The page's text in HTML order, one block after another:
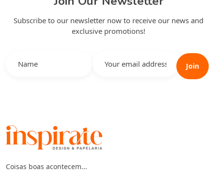
Subscribe to our newsletter now to receive our news and
exclusive promotions!
Join
Coisas boas acontecem...